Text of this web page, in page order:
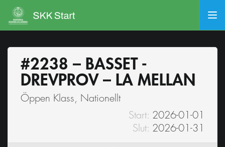
#2238 – BASSET -
DREVPROV – LA MELLAN
Öppen Klass, Nationellt
Start: 2026-01-01
Slut: 2026-01-31